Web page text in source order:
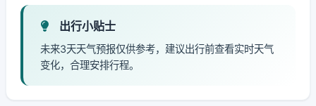
出行小贴士
未来3天天气预报仅供参考，建议出行前查看实时天气
变化，合理安排行程。